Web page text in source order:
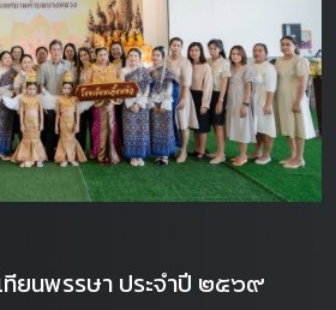
ทียนพรรษา ประจำปี ๒๕๖๙